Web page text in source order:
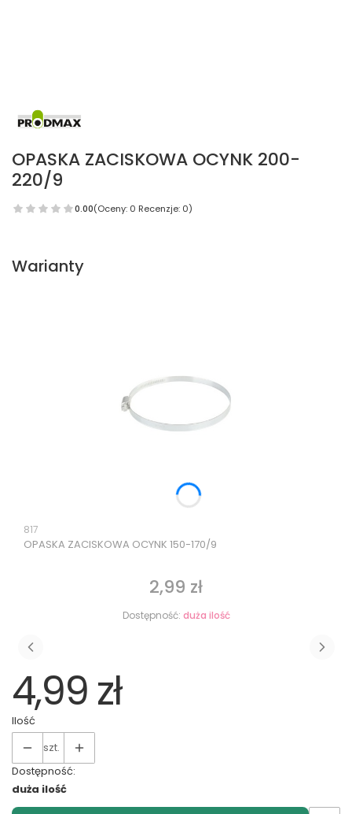
OPASKA ZACISKOWA OCYNK 200-
220/9
0.00(Oceny: 0 Recenzje: 0)
Warianty
Kod produktu
817
OPASKA ZACISKOWA OCYNK 150-170/9
Cena
2,99 zł
Dostępność: duża ilość
4,99 zł
Ilość
szt.
Dostępność:
duża ilość